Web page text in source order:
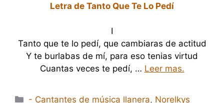
Letra de Tanto Que Te Lo Pedí
I
Tanto que te lo pedí, que cambiaras de actitud
Y te burlabas de mí, para eso tenias virtud
Cuantas veces te pedí, … Leer mas.
Categorías
- Cantantes de música llanera, Norelkys